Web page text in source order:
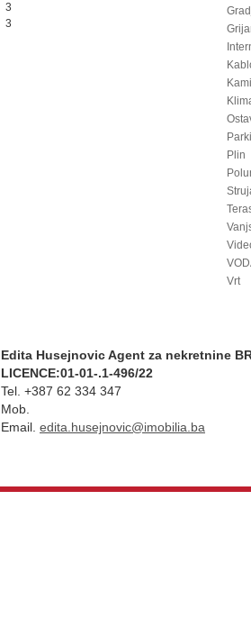
3
3
Plin
Vrt
Edita Husejnovic Agent za nekretnine
LICENCE:01-01-.1-496/22
Tel. +387 62 334 347
Mob.
Email. edita.husejnovic@imobilia.ba